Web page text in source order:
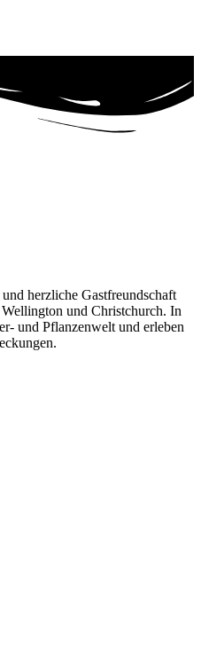
herzliche Gastfreundschaft
und Christchurch. In
und Pflanzenwelt und erleben